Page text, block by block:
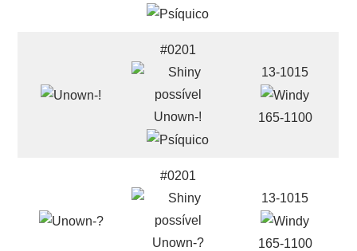
#0201
Unown-!
13-1015
165-1100
#0201
Unown-?
13-1015
165-1100